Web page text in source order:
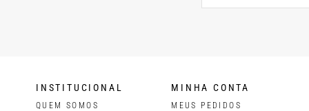
INSTITUCIONAL
QUEM SOMOS
MINHA CONTA
MEUS PEDIDOS